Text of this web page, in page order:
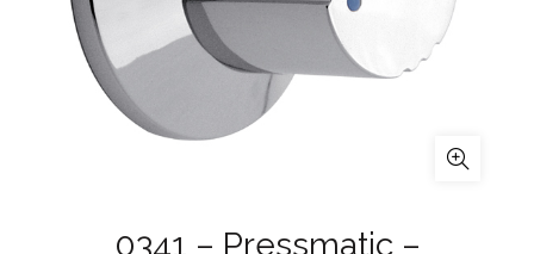
0341 – Pressmatic –